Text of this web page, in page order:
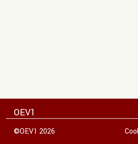
OEV1
©OEV1 2026